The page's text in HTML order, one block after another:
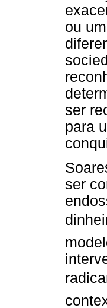
ou
ser
para
ser